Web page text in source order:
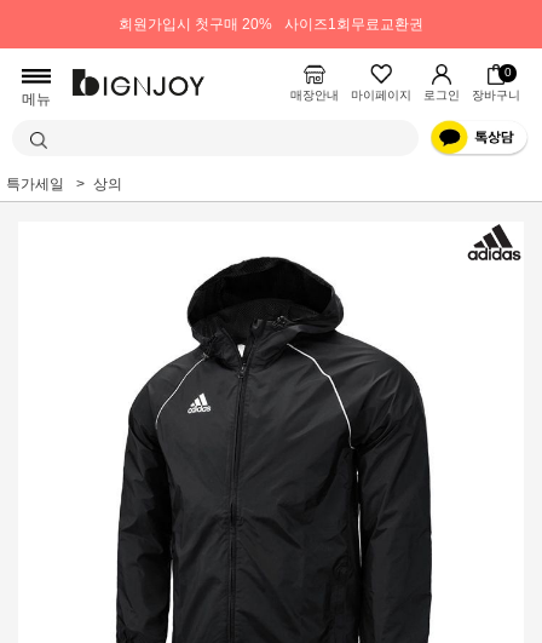
회원가입시 첫구매 20% 사이즈1회무료교환권
메뉴 매장안내 마이페이지 로그인
0
장바구니
특가세일 상의